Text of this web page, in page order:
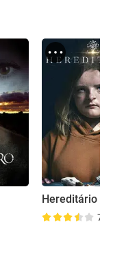
Hereditário
7.5